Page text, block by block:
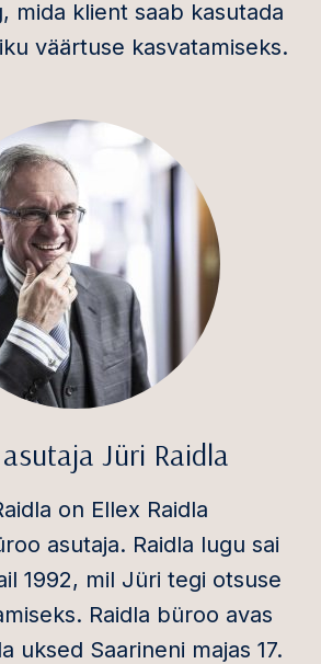
mida klient saab kasutada
väärtuse kasvatamiseks.
Jüri Raidla
on Ellex Raidla
asutaja. Raidla lugu sai
1992, mil Jüri tegi otsuse
Raidla büroo avas
uksed Saarineni majas 17.